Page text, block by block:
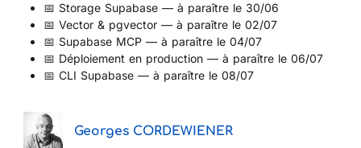
📅 Storage Supabase — à paraître le 30/06
📅 Vector & pgvector — à paraître le 02/07
📅 Supabase MCP — à paraître le 04/07
📅 Déploiement en production — à paraître le 06/07
📅 CLI Supabase — à paraître le 08/07
Georges CORDEWIENER